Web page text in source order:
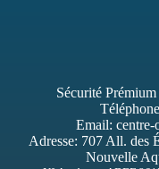
Sécurité
Email: centre-
Adresse: 707 All. des
Nouvelle